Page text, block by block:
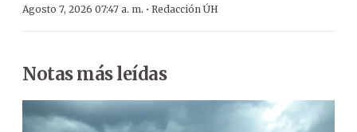
Agosto 7, 2026 07:47 a. m. · Redacción ÚH
Notas más leídas